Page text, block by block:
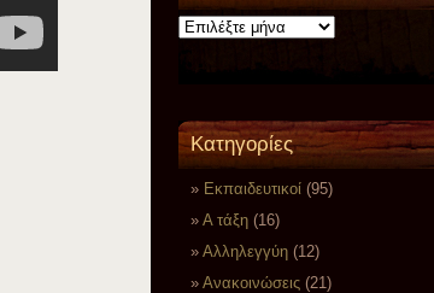
Αρχείο
Kατηγορίες
Eκπαιδευτικοί (95)
Α τάξη (16)
Αλληλεγγύη (12)
Ανακοινώσεις (21)